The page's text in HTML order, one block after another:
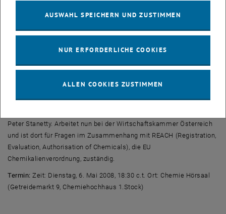
Maximilian Knollmüller. Postdoc-Aufenthalt bei Prof. Albert
Nabriva in Wien.
DI. Dr. techn. Marko Susnik
Absolvent der TU Wien. Diplomarbeit und Dissertation am Institut
Peter Stanetty. Arbeitet nun bei der Wirtschaftskammer Österreich
und ist dort für Fragen im Zusammenhang mit REACH (Registration,
Evaluation, Authorisation of Chemicals), die EU
Chemikalienverordnung, zuständig.
Termin: Zeit: Dienstag, 6. Mai 2008, 18:30 c.t. Ort: Chemie Hörsaal
(Getreidemarkt 9, Chemiehochhaus 1.Stock)
AUSWAHL SPEICHERN UND ZUSTIMMEN
NUR ERFORDERLICHE COOKIES
ALLEN COOKIES ZUSTIMMEN